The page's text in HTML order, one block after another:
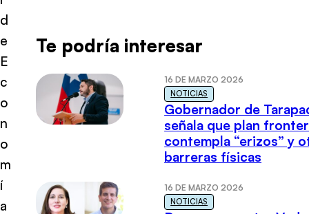
d
e
E
c
o
n
o
m
í
a
Te podría interesar
16 DE MARZO 2026
NOTICIAS
Gobernador de
señala que plan
contempla “erizos” y
barreras físicas
16 DE MARZO 2026
NOTICIAS